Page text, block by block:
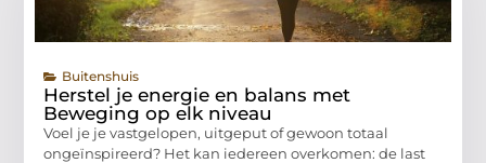
Buitenshuis
Herstel je energie en balans met
Beweging op elk niveau
Voel je je vastgelopen, uitgeput of gewoon totaal
ongeïnspireerd? Het kan iedereen overkomen: de last